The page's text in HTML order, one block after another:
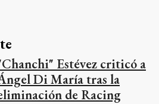
Estévez criticó a
Di María tras la
de Racing